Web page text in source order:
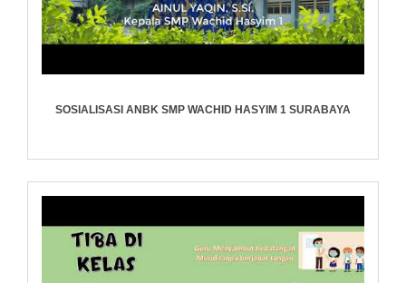
SOSIALISASI ANBK SMP WACHID HASYIM 1 SURABAYA